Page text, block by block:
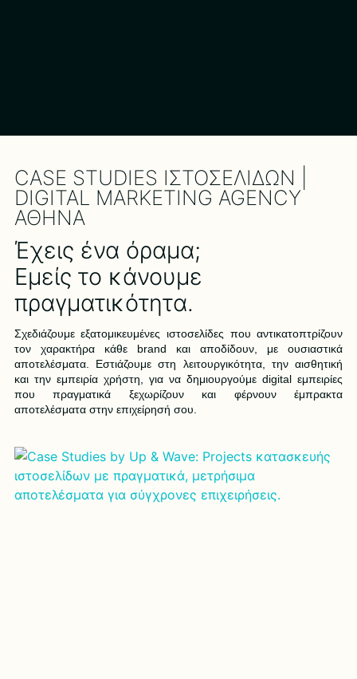
CASE STUDIES ΙΣΤΟΣΕΛΙΔΩΝ |
DIGITAL MARKETING AGENCY
ΑΘΗΝΑ
Έχεις ένα όραμα;
Εμείς το κάνουμε
πραγματικότητα.
Σχεδιάζουμε εξατομικευμένες ιστοσελίδες που αντικατοπτρίζουν
τον χαρακτήρα κάθε brand και αποδίδουν, με ουσιαστικά
αποτελέσματα. Εστιάζουμε στη λειτουργικότητα, την αισθητική
και την εμπειρία χρήστη, για να δημιουργούμε digital εμπειρίες
που πραγματικά ξεχωρίζουν και φέρνουν έμπρακτα
αποτελέσματα στην επιχείρησή σου.